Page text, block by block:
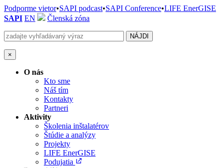
Podporme vietor•SAPI podcast•SAPI Conference•LIFE EnerGISE
SAPI EN Členská zóna
×
O nás
Kto sme
Náš tím
Kontakty
Partneri
Aktivity
Školenia inštalatérov
Štúdie a analýzy
Projekty
LIFE EnerGISE
Podujatia